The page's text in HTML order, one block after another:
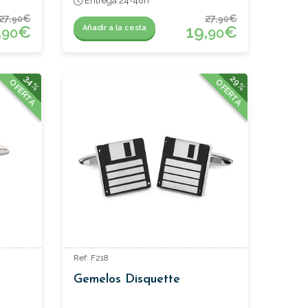
90€
90€ Añadir a la cesta
27,90€
19,90€
34%
OFERTA 29%
OFERTA
Ref: F218
Gemelos Disquette